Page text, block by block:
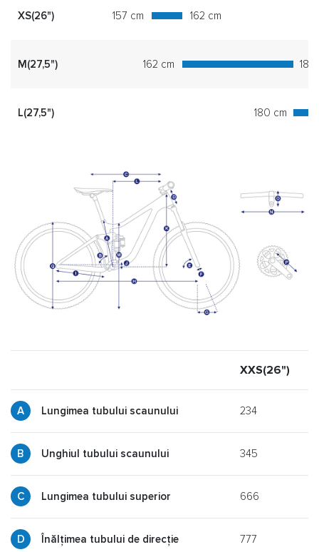
XS(26") 157 cm 162 cm
M(27,5") 162 cm 180
L(27,5") 180 cm
XXS(26")
Lungimea tubului scaunului 234
Unghiul tubului scaunului 345
Lungimea tubului superior 666
Înălțimea tubului de direcție 777